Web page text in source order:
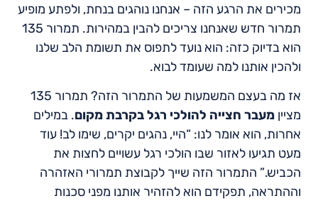
מכירים את הרגע הזה – אנחנו נוהגים בנחת, ולפתע מופיע
תמרור חדש שאנחנו צריכים להבין במהירות. תמרור 135
הוא בדיוק כזה: הוא נועד לתפוס את תשומת הלב שלנו
ולהכין אותנו למה שעומד לבוא.
אז מה בעצם המשמעות של התמרור הזה? תמרור 135
מציין מעבר חצייה להולכי רגל בקרבת מקום. במילים
אחרות, הוא אומר לנו: “היי, נהגים יקרים, שימו לב! עוד
מעט תגיעו לאזור שבו הולכי רגל עשויים לחצות את
הכביש.” התמרור הזה שייך לקבוצת תמרורי האזהרה
וההתראה, תפקידם הוא להזהיר אותנו מפני סכנות